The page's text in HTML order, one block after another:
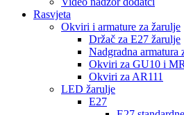
Rasvjeta
Okviri i armature za žarulje
Držač za E27 žarulje
Nadgradna armatura
Okviri za GU10 i
Okviri za AR111
LED žarulje
E27